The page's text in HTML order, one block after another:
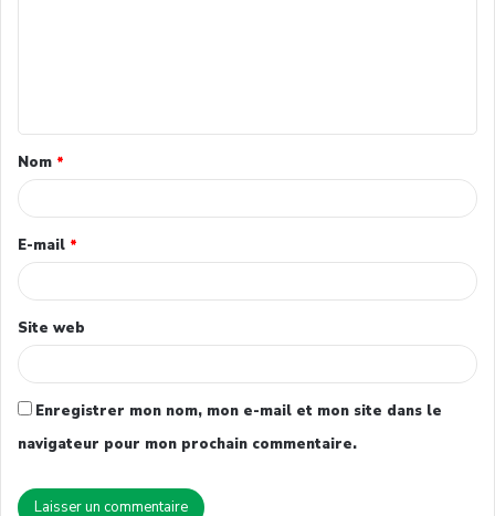
Nom *
E-mail *
Site web
Enregistrer mon nom, mon e-mail et mon site dans le
navigateur pour mon prochain commentaire.